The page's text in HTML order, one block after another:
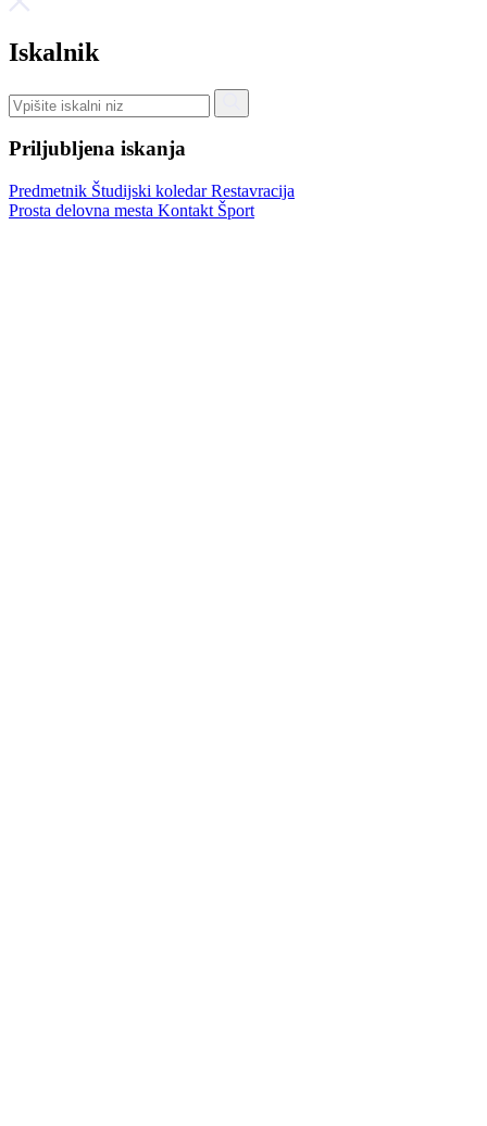
Iskalnik
Priljubljena iskanja
Predmetnik Študijski koledarRestavracija
Prosta delovna mesta Kontakt Šport